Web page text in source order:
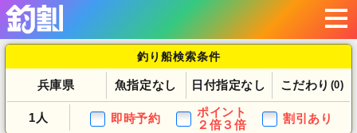
釣り船検索条件
兵庫県 魚指定なし 日付指定なし こだわり (0)
1人 即時予約
ポイント
２倍３倍
割引あり